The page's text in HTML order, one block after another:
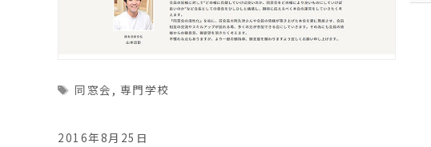
Tags
同窓会 , 専門学校
2016年8月25日